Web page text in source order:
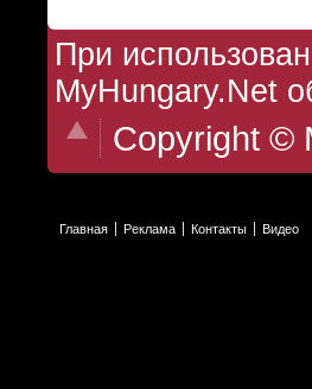
При
MyHungary.Net
Copyright ©
Главная Реклама Контакты Видео